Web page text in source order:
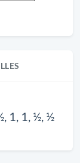
1, 1, ½, ½